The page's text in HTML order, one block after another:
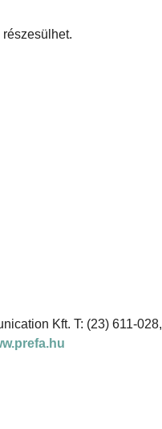
Kft. T: (23) 611-028,